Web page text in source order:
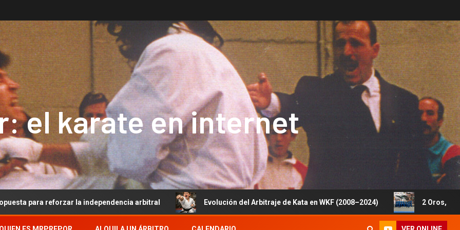
el karate en internet
la independencia arbitral Evolución del Arbitraje de Kata en WKF (2008–2024) 2 Oros, 1 Plata y 5